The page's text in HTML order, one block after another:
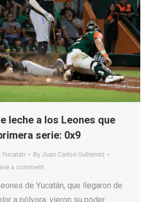
leche a los Leones que
serie: 0x9
Yucatán By Juan Carlos Gutierrez
a comment
de Yucatán, que llegaron de
a pólvora, vieron su poder